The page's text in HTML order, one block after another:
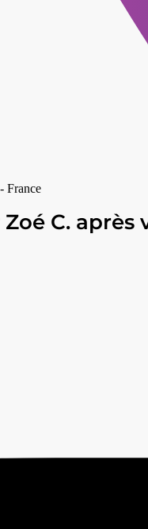
France
C.